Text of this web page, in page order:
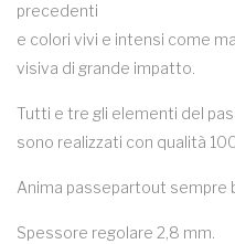
precedenti
e colori vivi e intensi come
visiva di grande impatto.
Tutti e tre gli elementi del
sono realizzati con qualità
Anima passepartout sempre
Spessore regolare 2,8 mm.